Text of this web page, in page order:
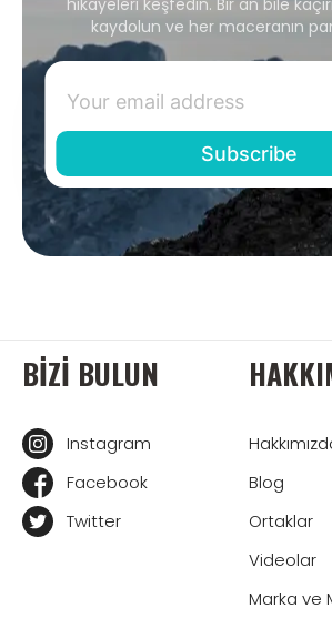
kaydolun ve her maceranın
BIZI BULUN
Instagram
Facebook
Twitter
Blog
Ortaklar
Videolar
Marka ve